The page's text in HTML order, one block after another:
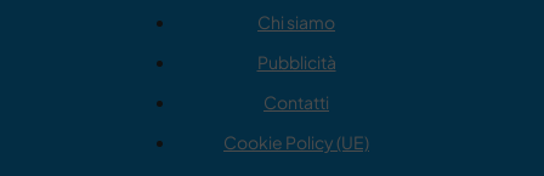
Chi siamo
Pubblicità
Contatti
Cookie Policy (UE)